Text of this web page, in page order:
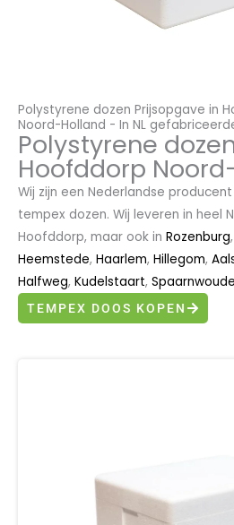
Polystyrene dozen Prijsopgave in
Noord-Holland - In NL
Polystyrene
Hoofddorp
Wij zijn een Nederlandse
tempex dozen. Wij leveren in heel
Hoofddorp, maar ook in Rozenburg,
Heemstede, Haarlem, Hillegom,
Halfweg, Kudelstaart, Spaarnwoude
TEMPEX DOOS KOPEN